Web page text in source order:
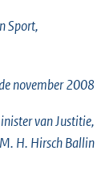
Sport,
november 2008
van Justitie,
H. Hirsch Ballin